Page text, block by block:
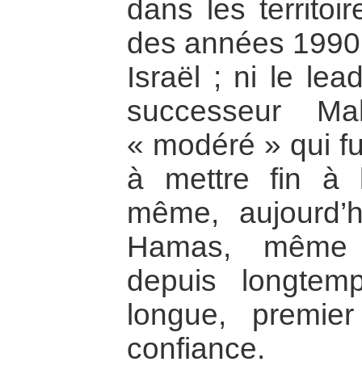
dans les
des années
Israël ; ni le
successeur
« modéré » qui
à mettre fin à
même,
Hamas,
depuis
longue,
confiance.